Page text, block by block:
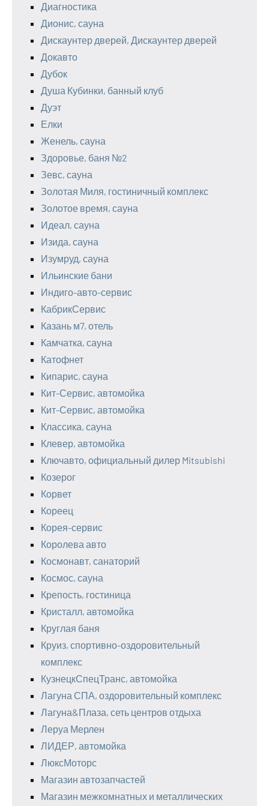
Диагностика
Дионис, сауна
Дискаунтер дверей, Дискаунтер дверей
Докавто
Дубок
Душа Кубинки, банный клуб
Дуэт
Елки
Женель, сауна
Здоровье, баня №2
Зевс, сауна
Золотая Миля, гостиничный комплекс
Золотое время, сауна
Идеал, сауна
Изида, сауна
Изумруд, сауна
Ильинские бани
Индиго-авто-сервис
КабрикСервис
Казань м7, отель
Камчатка, сауна
Катофнет
Кипарис, сауна
Кит-Сервис, автомойка
Кит-Сервис, автомойка
Классика, сауна
Клевер, автомойка
Ключавто, официальный дилер Mitsubishi
Козерог
Корвет
Кореец
Корея-сервис
Королева авто
Космонавт, санаторий
Космос, сауна
Крепость, гостиница
Кристалл, автомойка
Круглая баня
Круиз, спортивно-оздоровительный
комплекс
КузнецкСпецТранс, автомойка
Лагуна СПА, оздоровительный комплекс
Лагуна&Плаза, сеть центров отдыха
Леруа Мерлен
ЛИДЕР, автомойка
ЛюксМоторс
Магазин автозапчастей
Магазин межкомнатных и металлических